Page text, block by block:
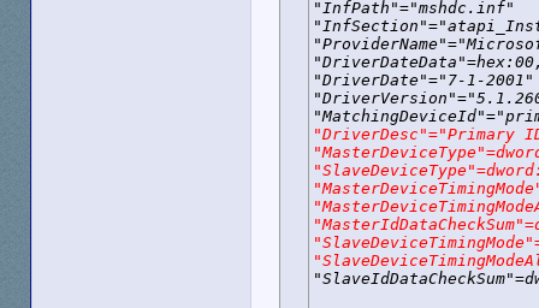
"InfPath"="mshdc.inf"
"DriverDate"="7-1-2001"
"DriverDesc"="Primary